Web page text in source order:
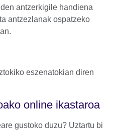
antzerkigile handiena
antzezlanak ospatzeko
online ikastaroa
gustoko duzu? Uztartu bi